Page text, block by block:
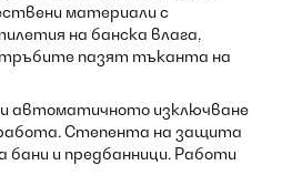
материали с
на банска влага,
тръбите пазят тъканта на
автоматичното изключване
работа. Степента на защита
бани и предбанници. Работи